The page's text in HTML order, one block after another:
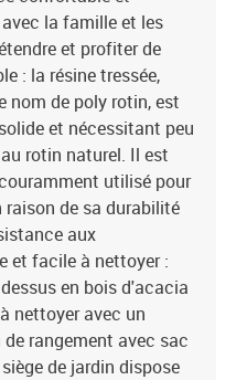
62 x 69 cm (l x P x H)Dimension
du siège à partir du sol : 37
du sol : 55 cmTable :Couleur :
enduit de poudre, bois d'acacia
: 55 x 55 x 37 cm (L x l x
de la couverture : tissu (100 %
du coussin de siège :
coussin de dossier : fibre de
: 55 x 55 x 3 cm (l x P x
: 55 x 45 x 13 cm (L x l x é)La
avec fonction de rangement et
incluant une fonction de
l'eau4 x canapé d'accoudoir
résistant à l'eau1 x table de
de siège
la famille et les
et profiter de
: la résine tressée,
nom de poly rotin, est
et nécessitant peu
rotin naturel. Il est
utilisé pour
raison de sa durabilité
aux
et facile à nettoyer :
en bois d'acacia
nettoyer avec un
rangement avec sac
de jardin dispose